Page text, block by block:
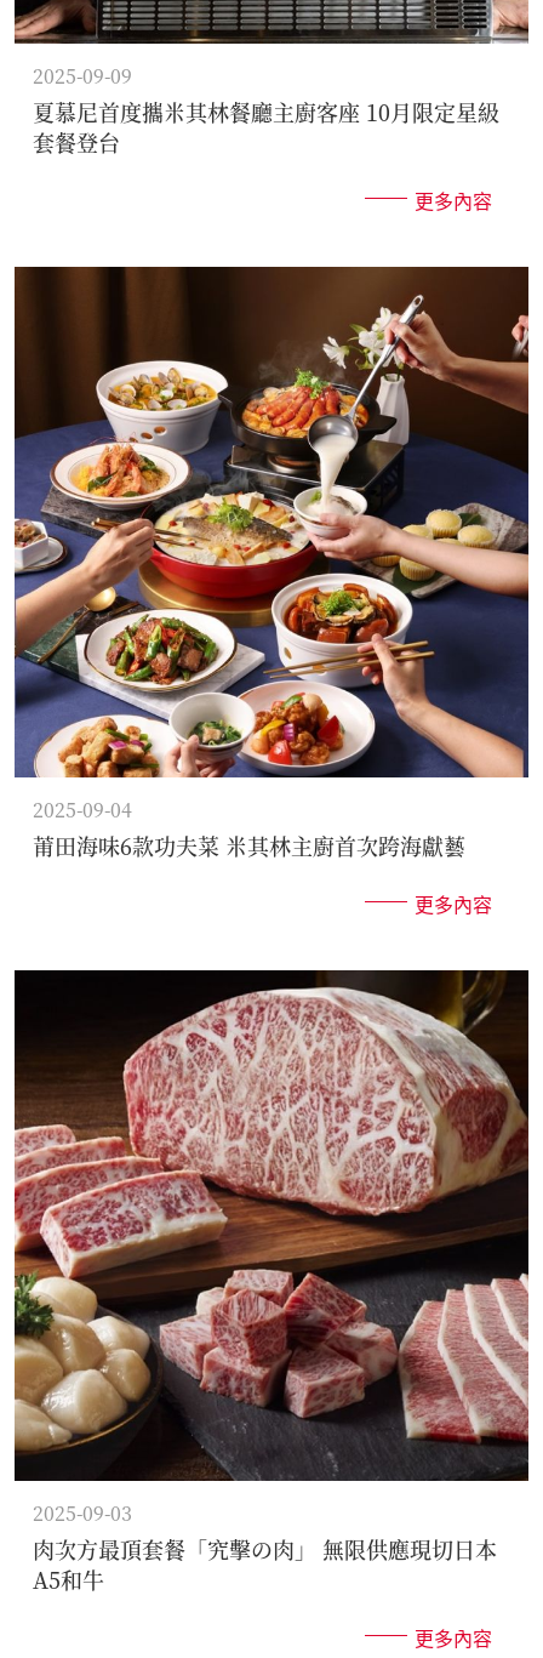
2025-09-09
夏慕尼首度攜米其林餐廳主廚客座 10月限定星級
套餐登台
更多內容
2025-09-04
莆田海味6款功夫菜 米其林主廚首次跨海獻藝
更多內容
2025-09-03
肉次方最頂套餐「究擊の肉」 無限供應現切日本
A5和牛
更多內容